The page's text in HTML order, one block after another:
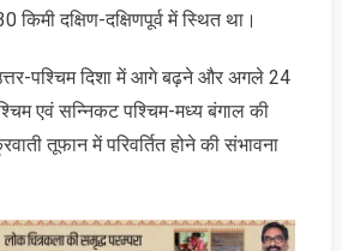
दक्षिण-दक्षिणपूर्व में स्थित था।
पश्चिम दिशा में आगे बढ़ने और अगले 24
एवं सन्निकट पश्चिम-मध्य बंगाल की
तूफान में परिवर्तित होने की संभावना